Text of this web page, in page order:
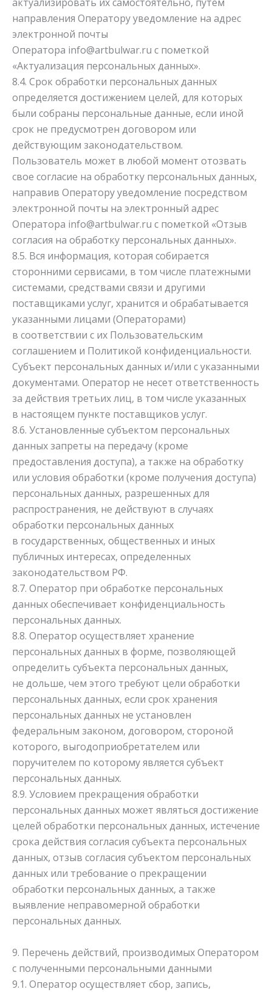
направления Оператору уведомление на адрес
электронной почты
Оператора info@artbulwar.ru с пометкой
«Актуализация персональных данных».
8.4. Срок обработки персональных данных
определяется достижением целей, для которых
были собраны персональные данные, если иной
срок не предусмотрен договором или
действующим законодательством.
Пользователь может в любой момент отозвать
свое согласие на обработку персональных данных,
направив Оператору уведомление посредством
электронной почты на электронный адрес
Оператора info@artbulwar.ru с пометкой «Отзыв
согласия на обработку персональных данных».
8.5. Вся информация, которая собирается
сторонними сервисами, в том числе платежными
системами, средствами связи и другими
поставщиками услуг, хранится и обрабатывается
указанными лицами (Операторами)
в соответствии с их Пользовательским
соглашением и Политикой конфиденциальности.
Субъект персональных данных и/или с указанными
документами. Оператор не несет ответственность
за действия третьих лиц, в том числе указанных
в настоящем пункте поставщиков услуг.
8.6. Установленные субъектом персональных
данных запреты на передачу (кроме
предоставления доступа), а также на обработку
или условия обработки (кроме получения доступа)
персональных данных, разрешенных для
распространения, не действуют в случаях
обработки персональных данных
в государственных, общественных и иных
публичных интересах, определенных
законодательством РФ.
8.7. Оператор при обработке персональных
данных обеспечивает конфиденциальность
персональных данных.
8.8. Оператор осуществляет хранение
персональных данных в форме, позволяющей
определить субъекта персональных данных,
не дольше, чем этого требуют цели обработки
персональных данных, если срок хранения
персональных данных не установлен
федеральным законом, договором, стороной
которого, выгодоприобретателем или
поручителем по которому является субъект
персональных данных.
8.9. Условием прекращения обработки
персональных данных может являться достижение
целей обработки персональных данных, истечение
срока действия согласия субъекта персональных
данных, отзыв согласия субъектом персональных
данных или требование о прекращении
обработки персональных данных, а также
выявление неправомерной обработки
персональных данных.
9. Перечень действий, производимых Оператором
с полученными персональными данными
9.1. Оператор осуществляет сбор, запись,